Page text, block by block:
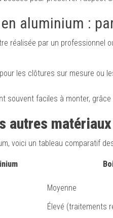
aluminium :
réalisée par un professionnel
les clôtures sur mesure ou
souvent faciles à monter,
autres matériaux
voici un tableau comparatif
Moyenne
Élevé (traitements